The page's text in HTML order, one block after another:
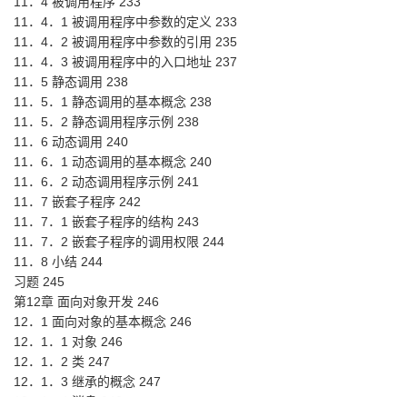
11．4．1 被调用程序中参数的定义 233
11．4．2 被调用程序中参数的引用 235
11．4．3 被调用程序中的入口地址 237
11．5 静态调用 238
11．5．1 静态调用的基本概念 238
11．5．2 静态调用程序示例 238
11．6 动态调用 240
11．6．1 动态调用的基本概念 240
11．6．2 动态调用程序示例 241
11．7 嵌套子程序 242
11．7．1 嵌套子程序的结构 243
11．7．2 嵌套子程序的调用权限 244
11．8 小结 244
习题 245
第12章 面向对象开发 246
12．1 面向对象的基本概念 246
12．1．1 对象 246
12．1．2 类 247
12．1．3 继承的概念 247